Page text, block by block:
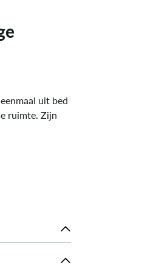
uit bed
ruimte. Zijn